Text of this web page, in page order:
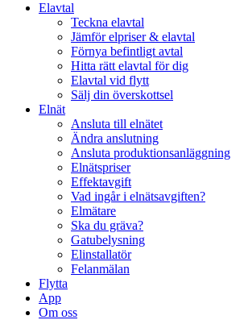
Elavtal
Teckna elavtal
Jämför elpriser & elavtal
Förnya befintligt avtal
Hitta rätt elavtal för dig
Elavtal vid flytt
Sälj din överskottsel
Elnät
Ansluta till elnätet
Ändra anslutning
Ansluta produktionsanläggning
Elnätspriser
Effektavgift
Vad ingår i elnätsavgiften?
Elmätare
Ska du gräva?
Gatubelysning
Elinstallatör
Felanmälan
Flytta
App
Om oss